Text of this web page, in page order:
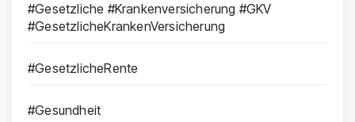
#Gesetzliche #Krankenversicherung #GKV
#GesetzlicheKrankenVersicherung
#GesetzlicheRente
#Gesundheit